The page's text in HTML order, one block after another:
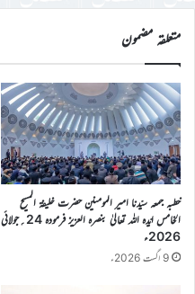
کریں
متعلقہ مضمون
خطبہ جمعہ سیّدنا امیر المومنین حضرت خلیفۃ المسیح
الخامس ایّدہ اللہ تعالیٰ بنصرہ العزیز فرمودہ 24؍جولائی
2026ء
9 اگست 2026ء